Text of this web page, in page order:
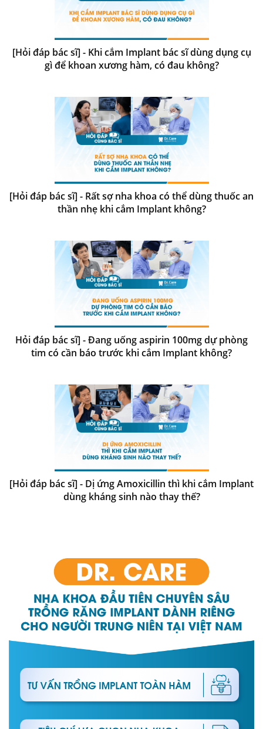
[Hỏi đáp bác sĩ] - Khi cắm Implant bác sĩ dùng dụng cụ
gì để khoan xương hàm, có đau không?
[Hỏi đáp bác sĩ] - Rất sợ nha khoa có thể dùng thuốc an
thần nhẹ khi cắm Implant không?
Hỏi đáp bác sĩ] - Đang uống aspirin 100mg dự phòng
tim có cần báo trước khi cắm Implant không?
[Hỏi đáp bác sĩ] - Dị ứng Amoxicillin thì khi cắm Implant
dùng kháng sinh nào thay thế?